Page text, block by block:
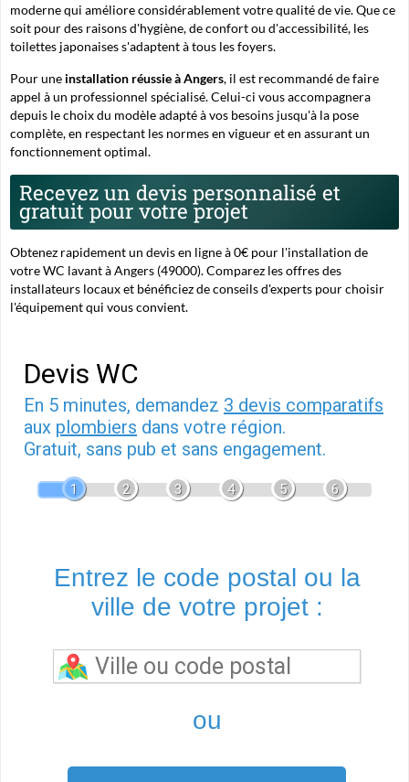
moderne qui améliore considérablement votre qualité de vie. Que ce
soit pour des raisons d'hygiène, de confort ou d'accessibilité, les
toilettes japonaises s'adaptent à tous les foyers.
Pour une installation réussie à Angers, il est recommandé de faire
appel à un professionnel spécialisé. Celui-ci vous accompagnera
depuis le choix du modèle adapté à vos besoins jusqu'à la pose
complète, en respectant les normes en vigueur et en assurant un
fonctionnement optimal.
Recevez un devis personnalisé et
gratuit pour votre projet
Obtenez rapidement un devis en ligne à 0€ pour l'installation de
votre WC lavant à Angers (49000). Comparez les offres des
installateurs locaux et bénéficiez de conseils d'experts pour choisir
l'équipement qui vous convient.
Devis WC
En 5 minutes, demandez 3 devis comparatifs
aux plombiers dans votre région.
Gratuit, sans pub et sans engagement.
1 2 3 4 5 6
Entrez le code postal ou la
ville de votre projet :
ou